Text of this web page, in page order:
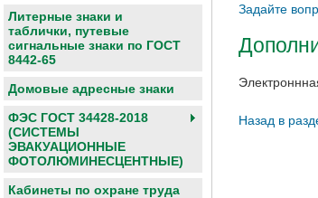
Литерные знаки и
таблички, путевые
сигнальные знаки по ГОСТ
8442-65
Домовые адресные знаки
ФЭС ГОСТ 34428-2018
(СИСТЕМЫ
ЭВАКУАЦИОННЫЕ
ФОТОЛЮМИНЕСЦЕНТНЫЕ)
Кабинеты по охране труда
Задайте
Назад в